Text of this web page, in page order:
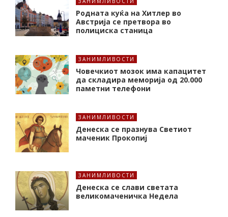
Родната куќа на Хитлер во
Австрија се претвора во
полициска станица
ЗАНИМЛИВОСТИ
Човечкиот мозок има капацитет
да складира меморија од 20.000
паметни телефони
ЗАНИМЛИВОСТИ
Денеска се празнува Светиот
маченик Прокопиј
ЗАНИМЛИВОСТИ
Денеска се слави светата
великомаченичка Недела